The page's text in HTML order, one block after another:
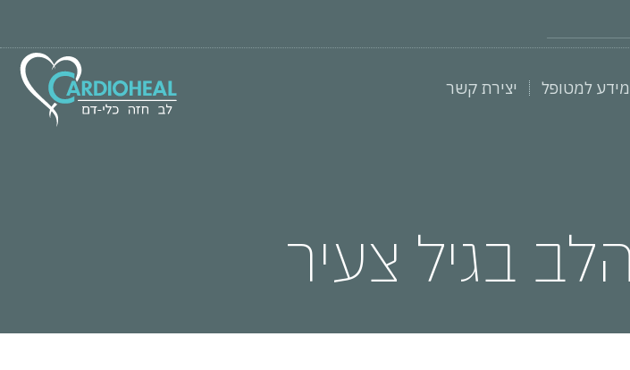
מידע למטופל יצירת קשר
בגיל צעיר